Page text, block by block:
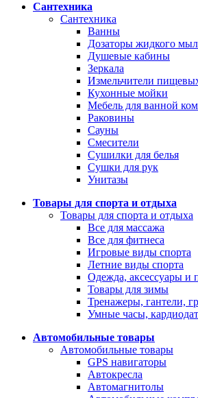
Сантехника
Сантехника
Ванны
Дозаторы жидкого
Душевые кабины
Зеркала
Измельчители
Кухонные мойки
Мебель для ванной
Раковины
Сауны
Смесители
Сушилки для белья
Сушки для рук
Унитазы
Товары для спорта и отдыха
Товары для спорта и отдыха
Все для массажа
Все для фитнеса
Игровые виды спорта
Летние виды спорта
Одежда, аксессуары и
Товары для зимы
Тренажеры, гантели,
Умные часы,
Автомобильные товары
Автомобильные товары
GPS навигаторы
Автокресла
Автомагнитолы